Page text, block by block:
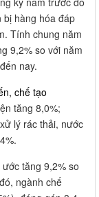
bị hàng hóa đáp
Tính chung năm
9,2% so với năm
nay.
chế tạo
tăng 8,0%;
lý rác thải, nước
tăng 9,2% so
ngành chế